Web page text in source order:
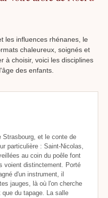
les influences rhénanes, le
chaleureux, soignés et
à choisir, voici les disciplines
des enfants.
et le conte de
particulière : Saint-Nicolas,
au coin du poêle font
voient distinctement. Porté
d'un instrument, il
jauges, là où l'on cherche
du tapage. La salle